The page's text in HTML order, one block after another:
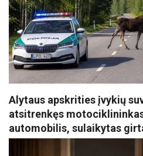
Alytaus apskrities įvykių
atsitrenkęs
automobilis, sulaikytas